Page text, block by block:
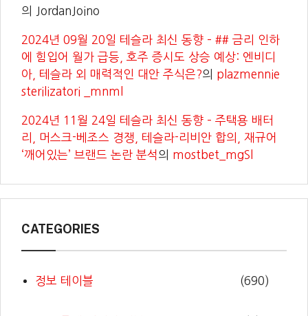
의
JordanJoino
2024년 09월 20일 테슬라 최신 동향 – ## 금리 인하
에 힘입어 월가 급등, 호주 증시도 상승 예상: 엔비디
아, 테슬라 외 매력적인 대안 주식은?의 plazmennie
sterilizatori _mnml
2024년 11월 24일 테슬라 최신 동향 – 주택용 배터
리, 머스크-베조스 경쟁, 테슬라-리비안 합의, 재규어
‘깨어있는’ 브랜드 논란 분석의 mostbet_mgSl
CATEGORIES
정보 테이블 (690)